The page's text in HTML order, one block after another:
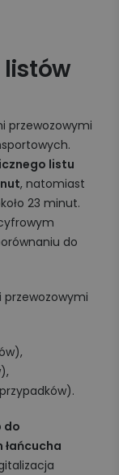
przewozowymi
listu
, natomiast
23 minut.
do
przewozowymi
do